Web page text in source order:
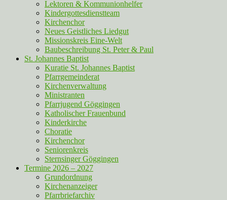
Lektoren & Kommunionhelfer
Kindergottesdienstteam
Kirchenchor
Neues Geistliches Liedgut
Missionskreis Eine-Welt
Baubeschreibung St. Peter & Paul
St. Johannes Baptist
Kuratie St. Johannes Baptist
Pfarrgemeinderat
Kirchenverwaltung
Ministranten
Pfarrjugend Göggingen
Katholischer Frauenbund
Kinderkirche
Choratie
Kirchenchor
Seniorenkreis
Sternsinger Göggingen
Termine 2026 – 2027
Grundordnung
Kirchenanzeiger
Pfarrbriefarchiv